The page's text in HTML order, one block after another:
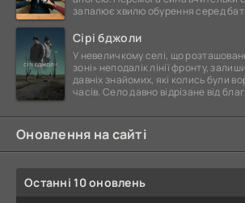
запалює хвилю обурення серед
Сірі бджоли
У невеличкому селі, що розташоване
зоні» неподалік лінії фронту,
давніх знайомих, які колись були
часів. Село давно відрізане від благ
Оновлення на сайті
Останні 10 оновлень